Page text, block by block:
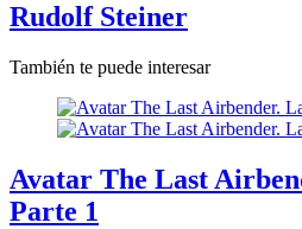
Rudolf Steiner
También te puede interesar
Avatar The Last
Parte 1